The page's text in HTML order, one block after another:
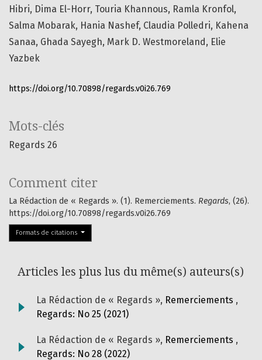
Mots-clés
Regards 26
Comment citer
La Rédaction de « Regards ». (1). Remerciements. Regards, (26).
https://doi.org/10.70898/regards.v0i26.769
Formats de citations
Hibri, Dima El-Horr, Touria Khannous, Ramla Kronfol,
Salma Mobarak, Hania Nashef, Claudia Polledri, Kahena
Sanaa, Ghada Sayegh, Mark D. Westmoreland, Elie
Yazbek
https://doi.org/10.70898/regards.v0i26.769
Articles les plus lus du même(s) auteurs(s)
La Rédaction de « Regards », Remerciements ,
Regards: No 25 (2021)
La Rédaction de « Regards », Remerciements ,
Regards: No 28 (2022)